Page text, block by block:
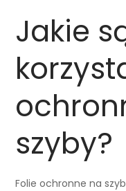
Jakie
szyby?
Folie ochronne na